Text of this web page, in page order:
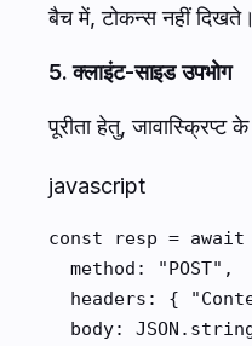
बैच में, टोकन्स नहीं दिखते।
5. क्लाइंट-साइड उपभोग
पूरीता हेतु, जावास्क्रिप्ट के
javascript
const resp =
  method: "POST",
headers: {
body: